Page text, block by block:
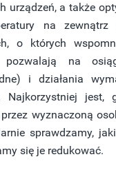
urządzeń, a także
na
o których
pozwalają na
i działania
Najkorzystniej
wyznaczoną
sprawdzamy,
się je redukować.